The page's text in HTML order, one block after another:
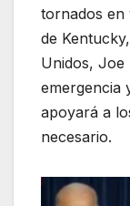
tornados en
de
Unidos, Joe
emergencia
apoyará a
necesario.